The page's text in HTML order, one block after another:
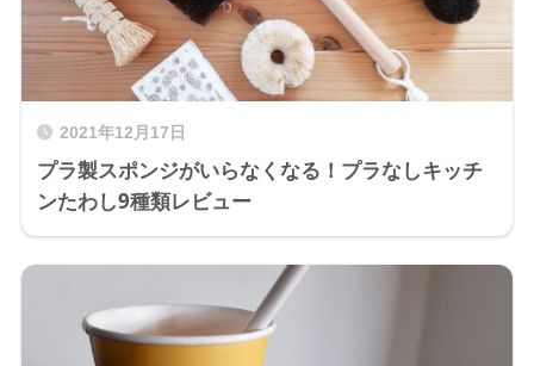
2021年12月17日
プラ製スポンジがいらなくなる！プラなしキッチ
ンたわし9種類レビュー